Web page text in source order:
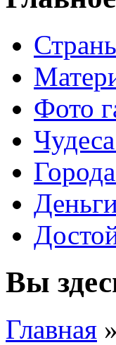
Фото
Вы
Главная »